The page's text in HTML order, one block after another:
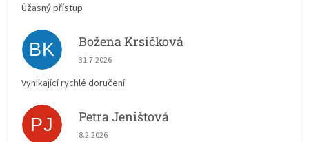
Úžasný přístup
BK Božena Krsičková
Hodnocení obchodu je 5 z 5 hvězdiček.
31.7.2026
Vynikající rychlé doručení
PJ Petra Jeništová
Hodnocení obchodu je 5 z 5 hvězdiček.
8.2.2026